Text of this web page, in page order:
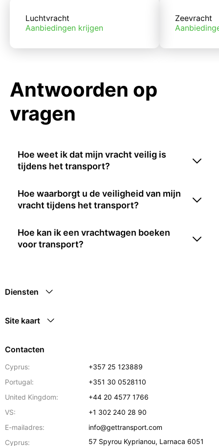
Luchtvracht
Aanbiedingen krijgen
Zeevracht
Antwoorden op
vragen
Hoe weet ik dat mijn vracht veilig is
tijdens het transport?
Hoe waarborgt u de veiligheid van mijn
vracht tijdens het transport?
Hoe kan ik een vrachtwagen boeken
voor transport?
Diensten
Site kaart
Contacten
Cyprus:
+357 25 123889
Portugal:
+351 30 0528110
United Kingdom:
+44 20 4577 1766
VS:
+1 302 240 28 90
E-mailadres:
info@gettransport.com
Cyprus:
57 Spyrou Kyprianou, Larnaca 6051